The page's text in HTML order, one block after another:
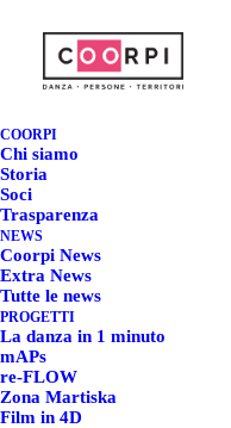
COORPI
Chi siamo
Storia
Soci
Trasparenza
NEWS
Coorpi News
Extra News
Tutte le news
PROGETTI
La danza in 1 minuto
mAPs
re-FLOW
Zona Martiska
Film in 4D
29 GIUGNO 2026